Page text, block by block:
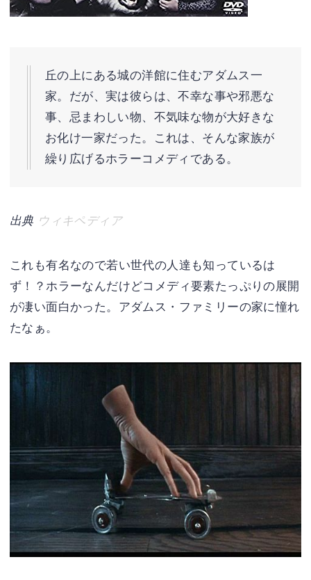
丘の上にある城の洋館に住むアダムス一
家。だが、実は彼らは、不幸な事や邪悪な
事、忌まわしい物、不気味な物が大好きな
お化け一家だった。これは、そんな家族が
繰り広げるホラーコメディである。
出典 ウィキペディア
これも有名なので若い世代の人達も知っているは
ず！？ホラーなんだけどコメディ要素たっぷりの展開
が凄い面白かった。アダムス・ファミリーの家に憧れ
たなぁ。